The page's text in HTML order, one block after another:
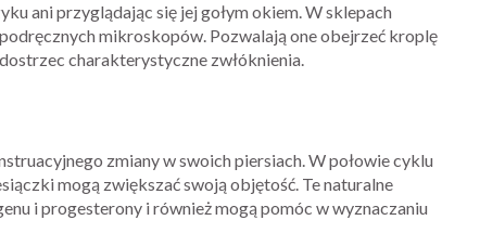
ani przyglądając się jej gołym okiem. W sklepach
mikroskopów. Pozwalają one obejrzeć kroplę
charakterystyczne zwłóknienia.
zmiany w swoich piersiach. W połowie cyklu
mogą zwiększać swoją objętość. Te naturalne
i progesterony i również mogą pomóc w wyznaczaniu